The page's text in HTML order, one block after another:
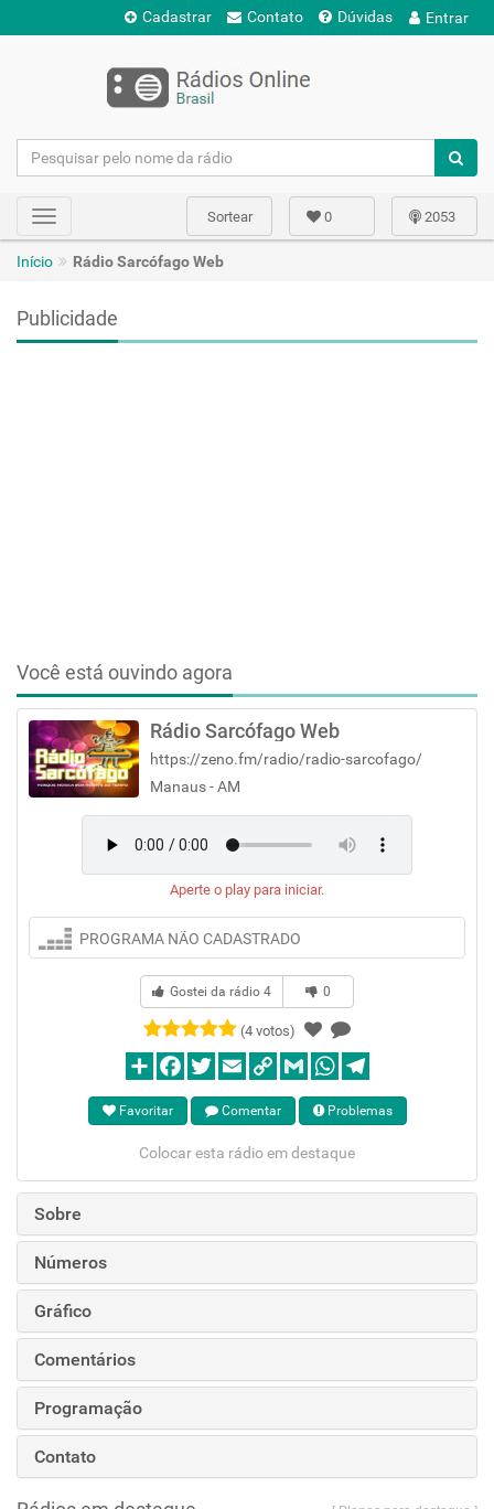
Cadastrar Contato Dúvidas Entrar
Toggle
navigation
2053
0
Sortear
Início Rádio Sarcófago Web
Publicidade
Você está ouvindo agora
Rádio Sarcófago Web
https://zeno.fm/radio/radio-sarcofago/
Manaus - AM
Aperte o play para iniciar.
PROGRAMA NÃO CADASTRADO
Gostei da rádio 4 0
(4 votos)
Favoritar Comentar Problemas
Colocar esta rádio em destaque
Sobre
Números
Gráfico
Comentários
Programação
Contato